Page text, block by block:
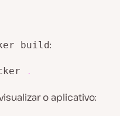
build:
.
o aplicativo: